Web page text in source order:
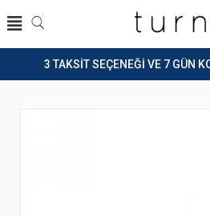
3 TAKSİT SEÇENEĞİ VE 7 GÜN